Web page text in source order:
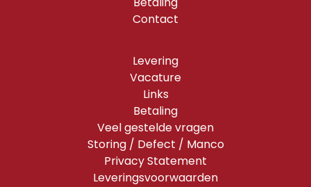
Contact
Levering
Vacature
Links
Betaling
Veel gestelde vragen
Storing / Defect / Manco
Privacy Statement
Leveringsvoorwaarden